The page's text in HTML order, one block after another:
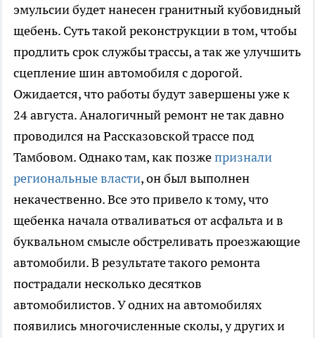
эмульсии будет нанесен гранитный кубовидный
щебень. Суть такой реконструкции в том, чтобы
продлить срок службы трассы, а так же улучшить
сцепление шин автомобиля с дорогой.
Ожидается, что работы будут завершены уже к
24 августа. Аналогичный ремонт не так давно
проводился на Рассказовской трассе под
Тамбовом. Однако там, как позжепризнали
региональные власти, он был выполнен
некачественно. Все это привело к тому, что
щебенка начала отваливаться от асфальта и в
буквальном смысле обстреливать проезжающие
автомобили. В результате такого ремонта
пострадали несколько десятков
автомобилистов. У одних на автомобилях
появились многочисленные сколы, у других и